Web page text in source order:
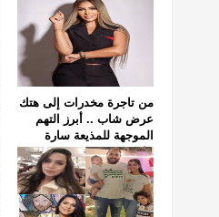
من تاجرة مخدرات إلى هتك
عرض شاب .. أبرز التهم
الموجهة للمذيعة سارة
خليفة